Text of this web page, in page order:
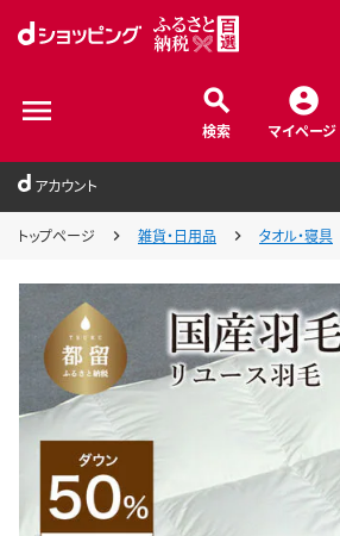
検索 マイページ
アカウント
トップページ 雑貨・日用品 タオル・寝具